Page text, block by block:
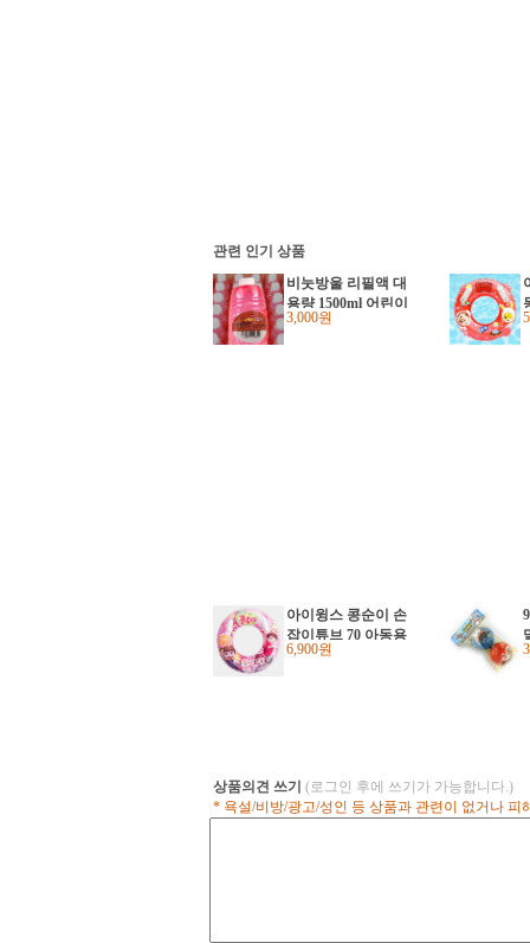
관련 인기 상품
비눗방울 리필액 대
용량 1500ml 어린이
집 유치원 학원학교
3,000원
아이윙스 콩순이 손
잡이튜브 70 아동용
원형튜브
6,900원
상품의견 쓰기 (로그인 후에 쓰기가 가능합니다.)
* 욕설/비방/광고/성인 등 상품과 관련이 없거나